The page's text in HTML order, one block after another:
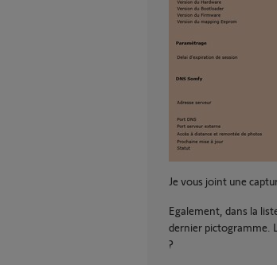
Je vous joint une
Egalement, dans la
dernier pictogramme.
?